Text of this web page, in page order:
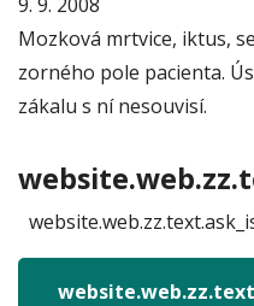
Mozková mrtvice, iktus,
zorného pole pacienta.
zákalu s ní nesouvisí.